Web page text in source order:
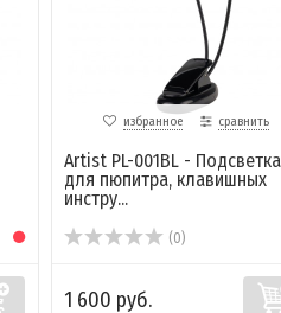
избранное сравнить
Artist PL-001BL - Подсветка
для пюпитра, клавишных
инстру...
(0)
1 600 руб.